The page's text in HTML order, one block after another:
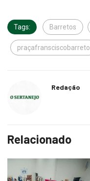
Tags: Barretos
praçafransciscobarreto
Redação
Relacionado